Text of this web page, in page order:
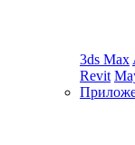
3ds Max
Revit